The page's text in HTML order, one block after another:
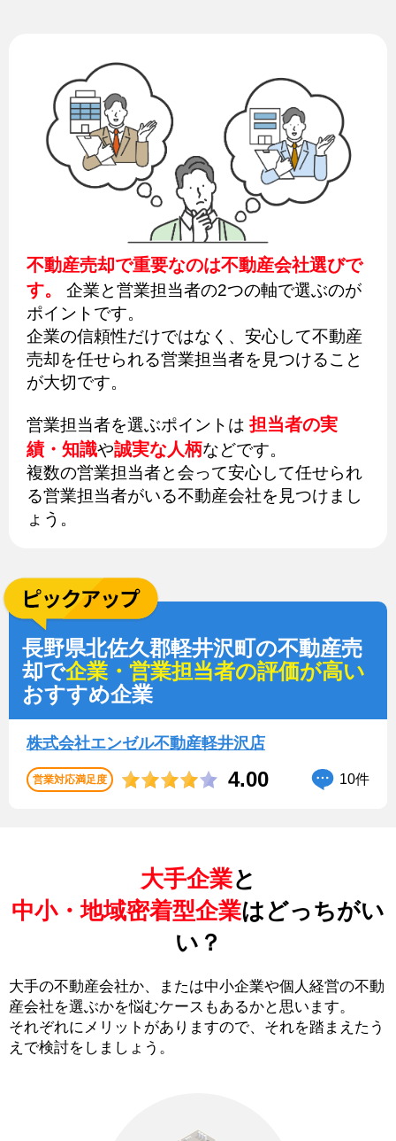
不動産売却で重要なのは不動産会社選びで
す。
企業と営業担当者の2つの軸で選ぶのが
ポイントです。
企業の信頼性だけではなく、安心して不動産
売却を任せられる営業担当者を見つけること
が大切です。
営業担当者を選ぶポイントは 担当者の実
績・知識や誠実な人柄などです。
複数の営業担当者と会って安心して任せられ
る営業担当者がいる不動産会社を見つけまし
ょう。
長野県北佐久郡軽井沢町の不動産売
却で企業・営業担当者の評価が高い
おすすめ企業
株式会社エンゼル不動産軽井沢店
営業対応満足度 4.00 10件
大手企業と
中小・地域密着型企業はどっちがい
い？
大手の不動産会社か、または中小企業や個人経営の不動
産会社を選ぶかを悩むケースもあるかと思います。
それぞれにメリットがありますので、それを踏まえたう
えで検討をしましょう。